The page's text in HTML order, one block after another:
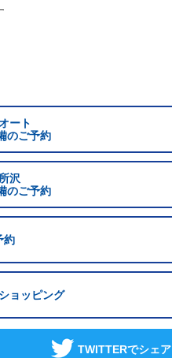
ート
のご予約
沢
のご予約
約
ョッピング
TWITTERでシェア